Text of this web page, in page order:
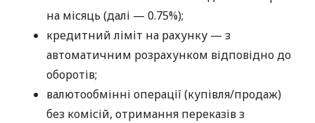
на місяць (далі — 0.75%);
кредитний ліміт на рахунку — з
автоматичним розрахунком відповідно до
оборотів;
валютообмінні операції (купівля/продаж)
без комісій, отримання переказів з